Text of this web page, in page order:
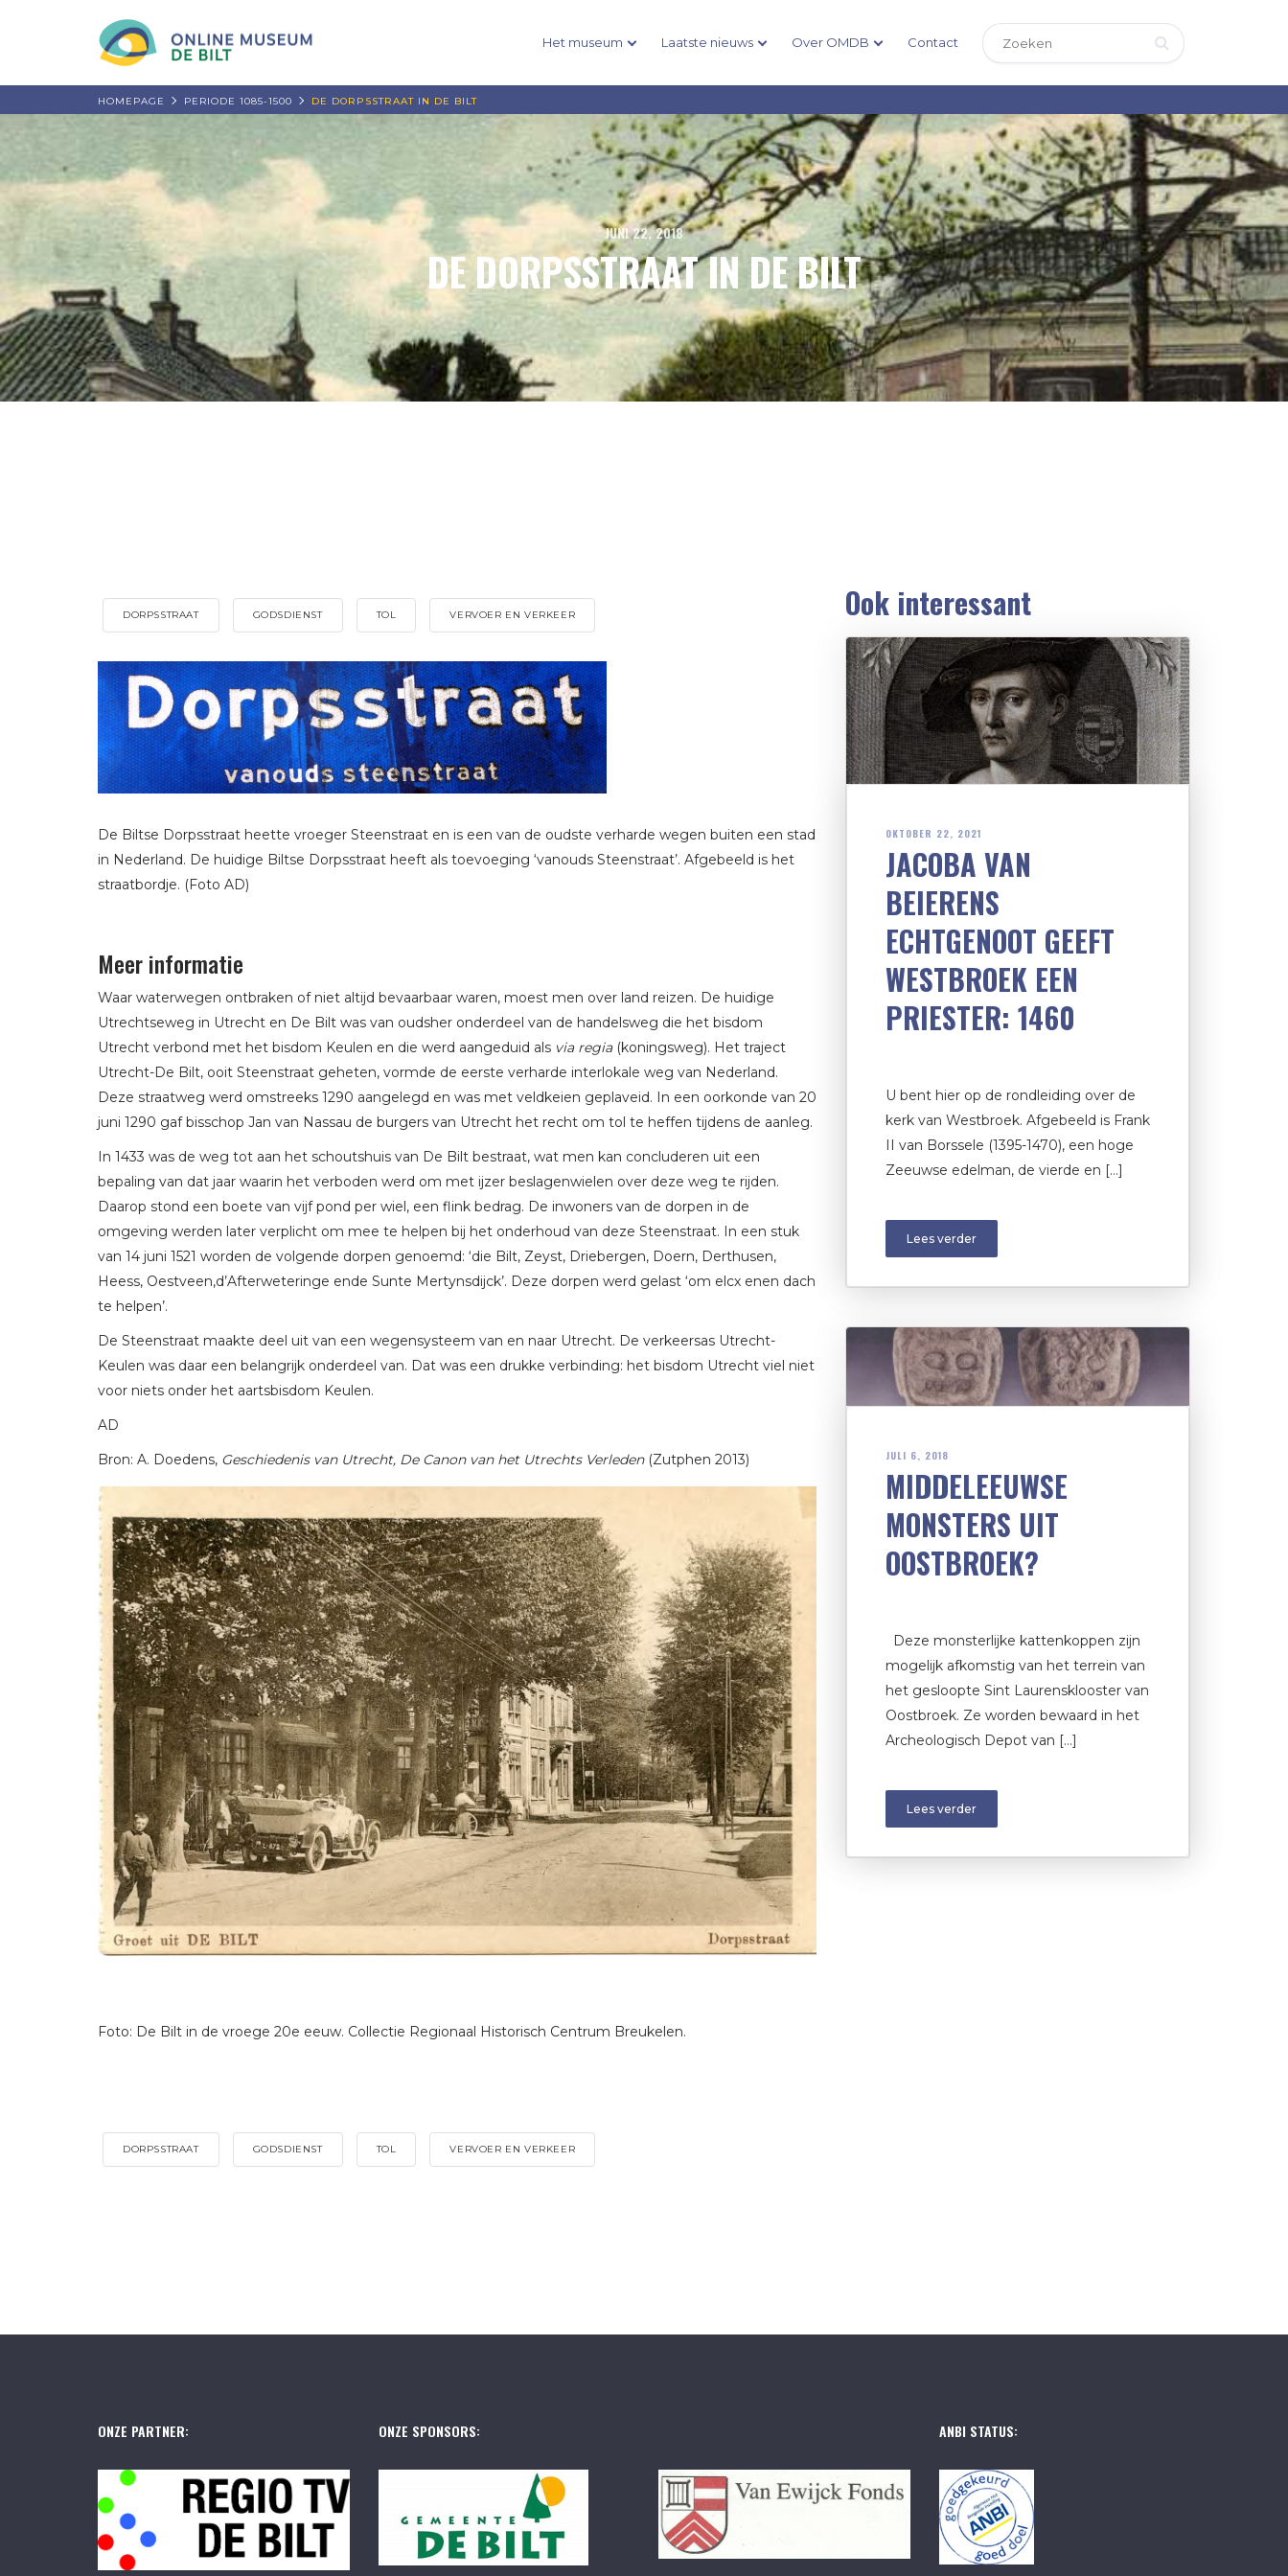
Het museum Laatste nieuws Over OMDB Contact
HOMEPAGE PERIODE 1085-1500 DE DORPSSTRAAT IN DE BILT
JUNI 22, 2018
DE DORPSSTRAAT IN DE BILT
DORPSSTRAAT GODSDIENST TOL VERVOER EN VERKEER
De Biltse Dorpsstraat heette vroeger Steenstraat en is een van de oudste verharde wegen buiten een stad
in Nederland. De huidige Biltse Dorpsstraat heeft als toevoeging ‘vanouds Steenstraat’. Afgebeeld is het
straatbordje. (Foto AD)
Meer informatie
Waar waterwegen ontbraken of niet altijd bevaarbaar waren, moest men over land reizen. De huidige
Utrechtseweg in Utrecht en De Bilt was van oudsher onderdeel van de handelsweg die het bisdom
Utrecht verbond met het bisdom Keulen en die werd aangeduid als via regia(koningsweg). Het traject
Utrecht-De Bilt, ooit Steenstraat geheten, vormde de eerste verharde interlokale weg van Nederland.
Deze straatweg werd omstreeks 1290 aangelegd en was met veldkeien geplaveid. In een oorkonde van 20
juni 1290 gaf bisschop Jan van Nassau de burgers van Utrecht het recht om tol te heffen tijdens de aanleg.
In 1433 was de weg tot aan het schoutshuis van De Bilt bestraat, wat men kan concluderen uit een
bepaling van dat jaar waarin het verboden werd om met ijzer beslagenwielen over deze weg te rijden.
Daarop stond een boete van vijf pond per wiel, een flink bedrag. De inwoners van de dorpen in de
omgeving werden later verplicht om mee te helpen bij het onderhoud van deze Steenstraat. In een stuk
van 14 juni 1521 worden de volgende dorpen genoemd: ‘die Bilt, Zeyst, Driebergen, Doern, Derthusen,
Heess, Oestveen,d’Afterweteringe ende Sunte Mertynsdijck’. Deze dorpen werd gelast ‘om elcx enen dach
te helpen’.
De Steenstraat maakte deel uit van een wegensysteem van en naar Utrecht. De verkeersas Utrecht-
Keulen was daar een belangrijk onderdeel van. Dat was een drukke verbinding: het bisdom Utrecht viel niet
voor niets onder het aartsbisdom Keulen.
AD
Bron: A. Doedens, Geschiedenis van Utrecht, De Canon van het Utrechts Verleden(Zutphen 2013)
Foto: De Bilt in de vroege 20e eeuw. Collectie Regionaal Historisch Centrum Breukelen.
DORPSSTRAAT GODSDIENST TOL VERVOER EN VERKEER
Ook interessant
OKTOBER 22, 2021
JACOBA VAN
BEIERENS
ECHTGENOOT GEEFT
WESTBROEK EEN
PRIESTER: 1460
U bent hier op de rondleiding over de
kerk van Westbroek. Afgebeeld is Frank
II van Borssele (1395-1470), een hoge
Zeeuwse edelman, de vierde en […]
Lees verder
JULI 6, 2018
MIDDELEEUWSE
MONSTERS UIT
OOSTBROEK?
Deze monsterlijke kattenkoppen zijn
mogelijk afkomstig van het terrein van
het gesloopte Sint Laurensklooster van
Oostbroek. Ze worden bewaard in het
Archeologisch Depot van […]
Lees verder
ONZE PARTNER: ONZE SPONSORS: ANBI STATUS: